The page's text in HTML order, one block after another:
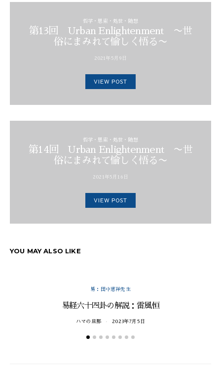
哲学・思索・処世・随想
第13回 Urban Enlightenment 〜世
俗にまみれて愉しく悟る〜
2021年5月9日
VIEW POST
哲学・思索・処世・随想
第14回 Urban Enlightenment 〜世
俗にまみれて愉しく悟る〜
2021年5月16日
VIEW POST
YOU MAY ALSO LIKE
易：田中恵祥先生
易経六十四卦の解説：雷風恒
ハマの旦那 2023年7月5日